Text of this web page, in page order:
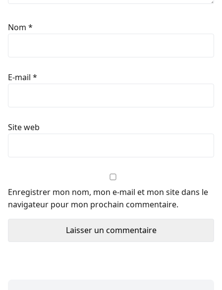
Nom *
E-mail *
Site web
Enregistrer mon nom, mon e-mail et mon site dans le
navigateur pour mon prochain commentaire.